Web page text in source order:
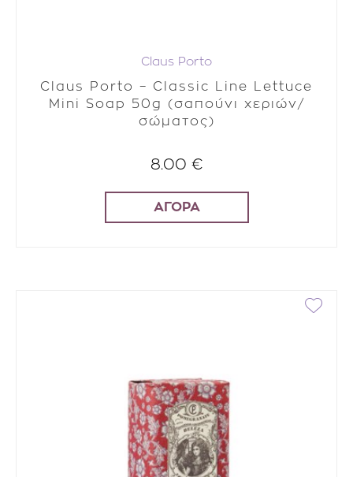
Claus Porto
Claus Porto – Classic Line Lettuce
Mini Soap 50g (σαπούνι χεριών/
σώματος)
8.00 €
ΑΓΟΡΑ